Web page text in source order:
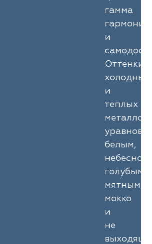
гамма
и
Оттенки
холодных
и
теплых
металлов
белым,
небесно-
голубым,
мятным,
мокко
и
не